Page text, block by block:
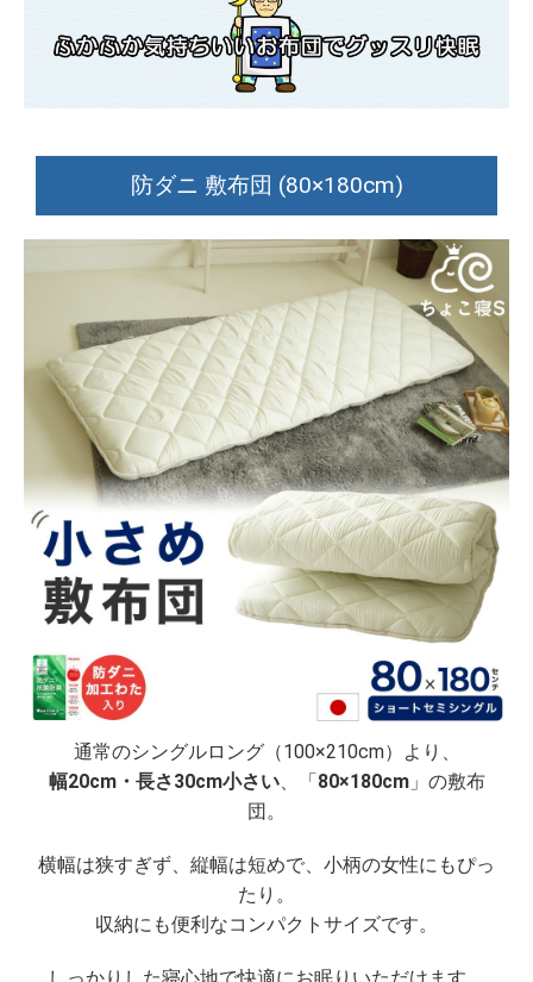
防ダニ 敷布団 (80×180cm)
通常のシングルロング（100×210cm）より、
幅20cm・長さ30cm小さい、「80×180cm」の敷布
団。
横幅は狭すぎず、縦幅は短めで、小柄の女性にもぴっ
たり。
収納にも便利なコンパクトサイズです。